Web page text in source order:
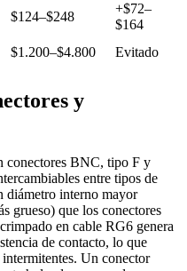
$124–$248
+$72–
$164
$1.200–$4.800 Evitado
y
conectores BNC, tipo F y
entre tipos de
diámetro interno mayor
grueso) que los conectores
en cable RG6 genera
de contacto, lo que
Un conector